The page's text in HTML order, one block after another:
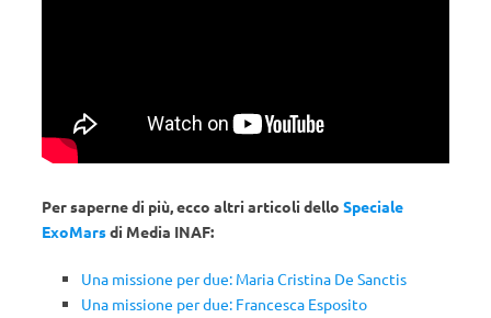
Per saperne di più, ecco altri articoli dello Speciale
ExoMarsdi Media INAF:
Una missione per due: Maria Cristina De Sanctis
Una missione per due: Francesca Esposito